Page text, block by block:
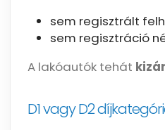
sem regisztrált
sem regisztráció
A lakóautók tehát
D1 vagy D2